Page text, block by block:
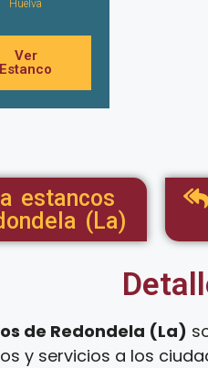
Huelva
Ver
Estanco
estancos
(La)
de Redondela (La)
y servicios a los